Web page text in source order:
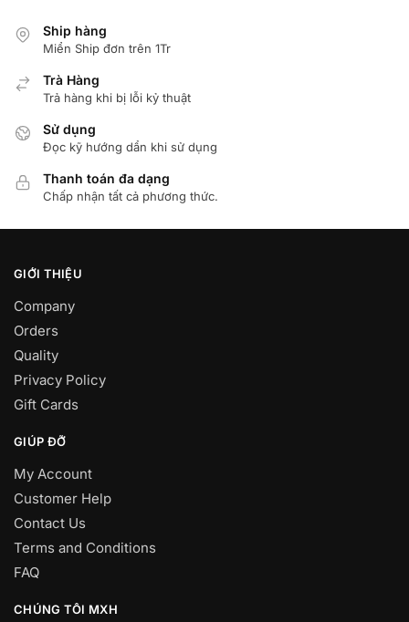
Ship hàng
Miển Ship đơn trên 1Tr
Trà Hàng
Trả hàng khi bị lỗi kỷ thuật
Sử dụng
Đọc kỹ hướng dẩn khi sử dụng
Thanh toán đa dạng
Chấp nhận tất cả phương thức.
GIỚI THIỆU
Company
Orders
Quality
Privacy Policy
Gift Cards
GIÚP ĐỠ
My Account
Customer Help
Contact Us
Terms and Conditions
FAQ
CHÚNG TÔI MXH